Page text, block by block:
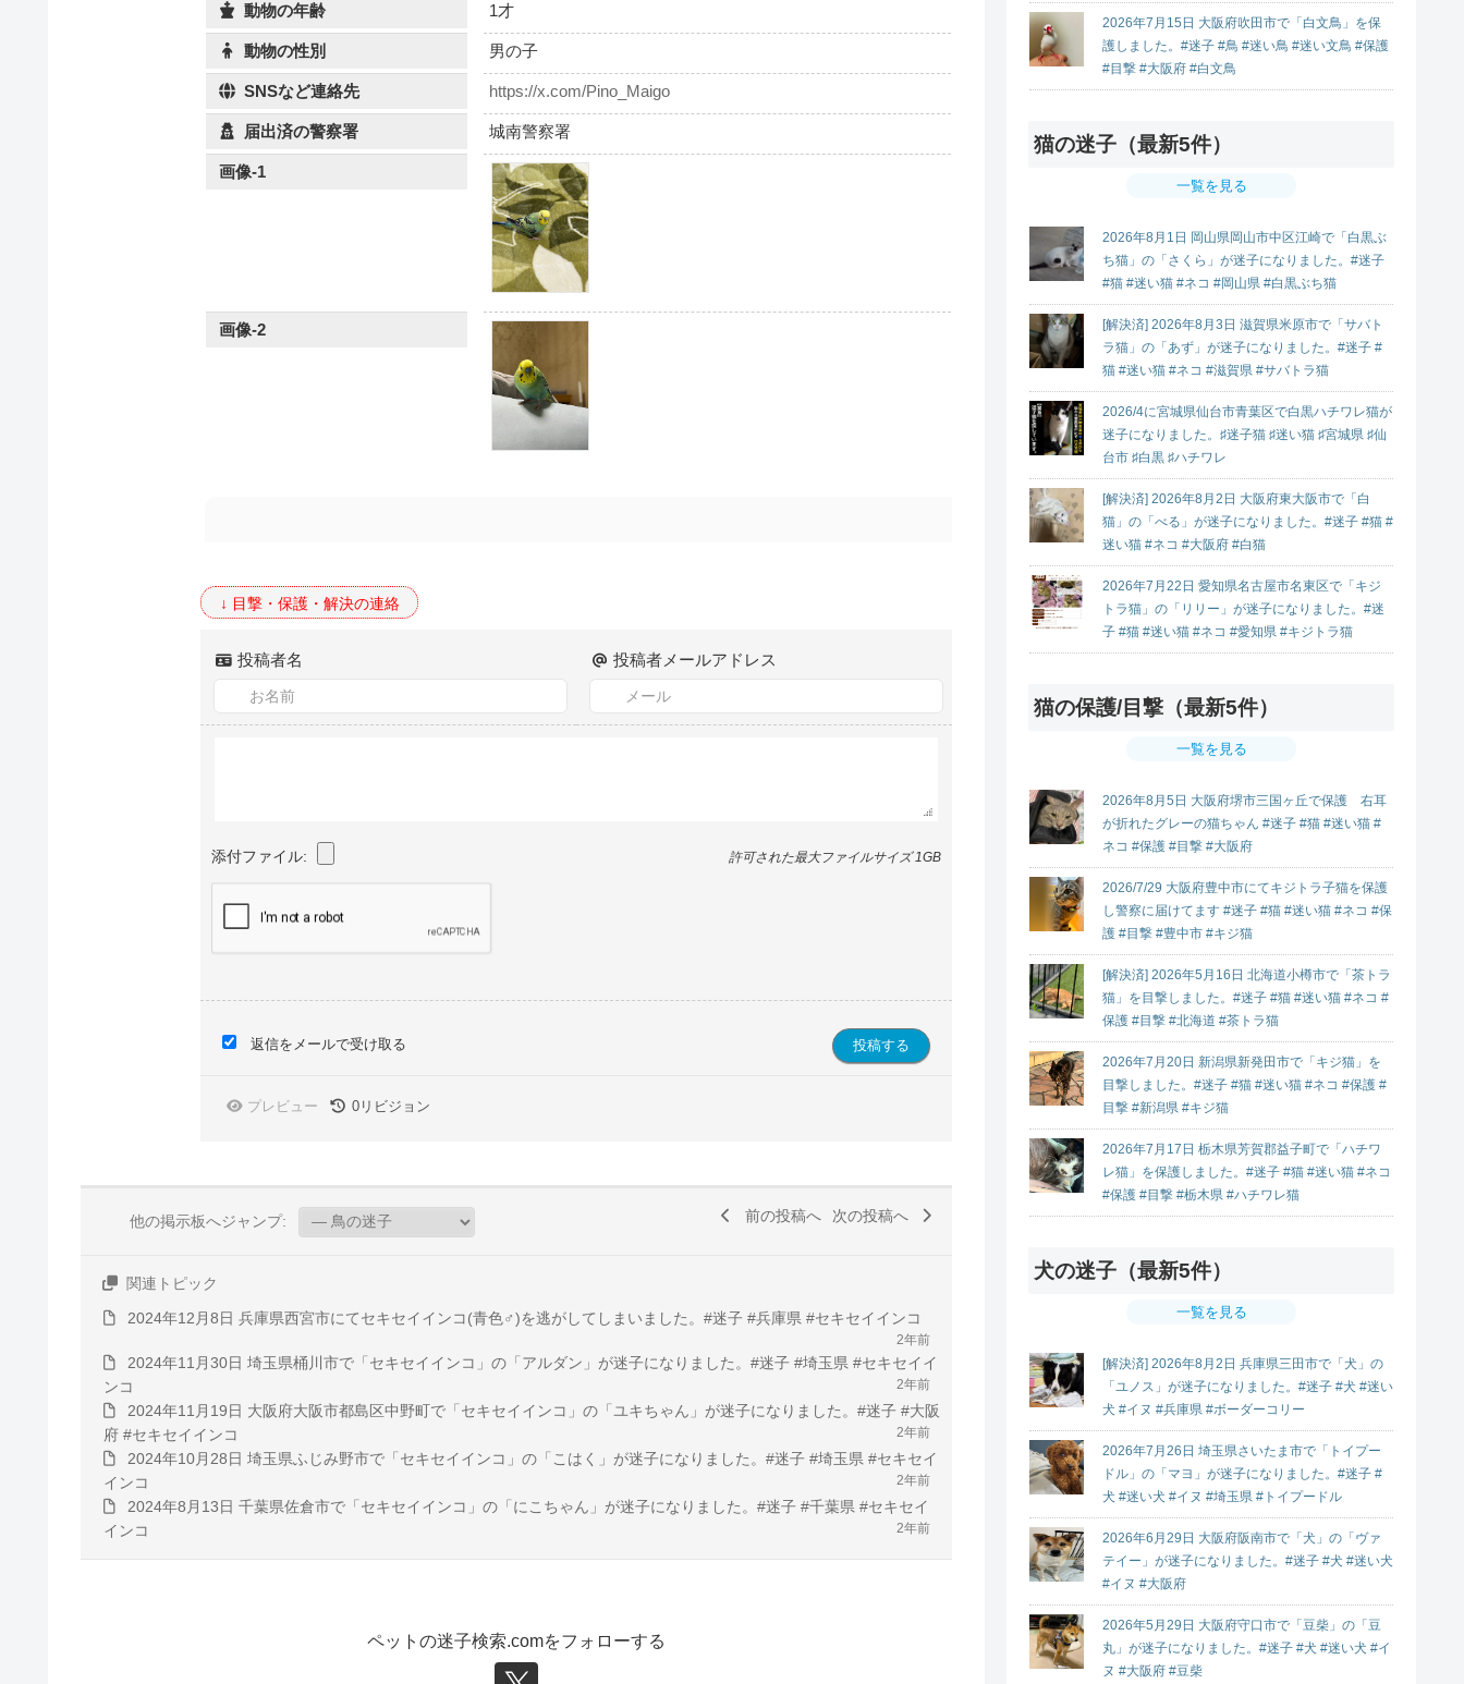
動物の年齢 1才
動物の性別 男の子
SNSなど連絡先 https://x.com/Pino_Maigo
届出済の警察署 城南警察署
画像-1
画像-2
投稿者名 投稿者メールアドレス
添付ファイル: 許可された最大ファイルサイズ 1GB
返信をメールで受け取る
プレビュー 0リビジョン
他の掲示板へジャンプ: 前の投稿へ 次の投稿へ
関連トピック
2024年12月8日 兵庫県西宮市にてセキセイインコ(青色♂)を逃がしてしまいました。#迷子 #兵庫県 #セキセイインコ
2年前
2024年11月30日 埼玉県桶川市で「セキセイインコ」の「アルダン」が迷子になりました。#迷子 #埼玉県 #セキセイイ
ンコ
2年前
2024年11月19日 大阪府大阪市都島区中野町で「セキセイインコ」の「ユキちゃん」が迷子になりました。#迷子 #大阪
府 #セキセイインコ
2年前
2024年10月28日 埼玉県ふじみ野市で「セキセイインコ」の「こはく」が迷子になりました。#迷子 #埼玉県 #セキセイ
インコ
2年前
2024年8月13日 千葉県佐倉市で「セキセイインコ」の「にこちゃん」が迷子になりました。#迷子 #千葉県 #セキセイ
インコ
2年前
ペットの迷子検索.comをフォローする
2026年7月15日 大阪府吹田市で「白文鳥」を保
護しました。#迷子 #鳥 #迷い鳥 #迷い文鳥 #保護
#目撃 #大阪府 #白文鳥
猫の迷子（最新5件）
一覧を見る
2026年8月1日 岡山県岡山市中区江崎で「白黒ぶ
ち猫」の「さくら」が迷子になりました。#迷子
#猫 #迷い猫 #ネコ #岡山県 #白黒ぶち猫
[解決済] 2026年8月3日 滋賀県米原市で「サバト
ラ猫」の「あず」が迷子になりました。#迷子 #
猫 #迷い猫 #ネコ #滋賀県 #サバトラ猫
2026/4に宮城県仙台市青葉区で白黒ハチワレ猫が
迷子になりました。♯迷子猫 ♯迷い猫 ♯宮城県 ♯仙
台市 ♯白黒 ♯ハチワレ
[解決済] 2026年8月2日 大阪府東大阪市で「白
猫」の「べる」が迷子になりました。#迷子 #猫 #
迷い猫 #ネコ #大阪府 #白猫
2026年7月22日 愛知県名古屋市名東区で「キジ
トラ猫」の「リリー」が迷子になりました。#迷
子 #猫 #迷い猫 #ネコ #愛知県 #キジトラ猫
猫の保護/目撃（最新5件）
一覧を見る
2026年8月5日 大阪府堺市三国ヶ丘で保護 右耳
が折れたグレーの猫ちゃん #迷子 #猫 #迷い猫 #
ネコ #保護 #目撃 #大阪府
2026/7/29 大阪府豊中市にてキジトラ子猫を保護
し警察に届けてます #迷子 #猫 #迷い猫 #ネコ #保
護 #目撃 #豊中市 #キジ猫
[解決済] 2026年5月16日 北海道小樽市で「茶トラ
猫」を目撃しました。#迷子 #猫 #迷い猫 #ネコ #
保護 #目撃 #北海道 #茶トラ猫
2026年7月20日 新潟県新発田市で「キジ猫」を
目撃しました。#迷子 #猫 #迷い猫 #ネコ #保護 #
目撃 #新潟県 #キジ猫
2026年7月17日 栃木県芳賀郡益子町で「ハチワ
レ猫」を保護しました。#迷子 #猫 #迷い猫 #ネコ
#保護 #目撃 #栃木県 #ハチワレ猫
犬の迷子（最新5件）
一覧を見る
[解決済] 2026年8月2日 兵庫県三田市で「犬」の
「ユノス」が迷子になりました。#迷子 #犬 #迷い
犬 #イヌ #兵庫県 #ボーダーコリー
2026年7月26日 埼玉県さいたま市で「トイプー
ドル」の「マヨ」が迷子になりました。#迷子 #
犬 #迷い犬 #イヌ #埼玉県 #トイプードル
2026年6月29日 大阪府阪南市で「犬」の「ヴァ
テイー」が迷子になりました。#迷子 #犬 #迷い犬
#イヌ #大阪府
2026年5月29日 大阪府守口市で「豆柴」の「豆
丸」が迷子になりました。#迷子 #犬 #迷い犬 #イ
ヌ #大阪府 #豆柴